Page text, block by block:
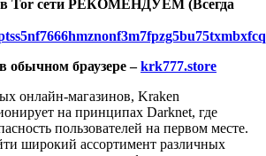
Tor сети РЕКОМЕНДУЕМ (Всегда
обычном браузере – krk777.store
онлайн-магазинов, Kraken
на принципах Darknet, где
пользователей на первом месте.
широкий ассортимент различных